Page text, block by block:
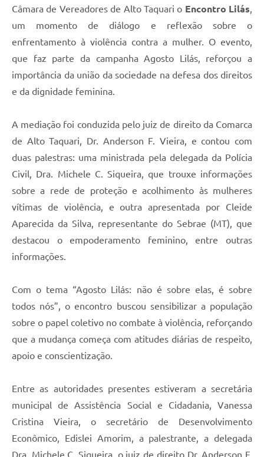
Câmara de Vereadores de Alto Taquari o Encontro Lilás
um momento de diálogo e reflexão sobre o
enfrentamento à violência contra a mulher. O evento,
que faz parte da campanha Agosto Lilás, reforçou a
importância da união da sociedade na defesa dos direitos
e da dignidade feminina.
A mediação foi conduzida pelo juiz de direito da Comarca
de Alto Taquari, Dr. Anderson F. Vieira, e contou com
duas palestras: uma ministrada pela delegada da Polícia
Civil, Dra. Michele C. Siqueira, que trouxe informações
sobre a rede de proteção e acolhimento às mulheres
vítimas de violência, e outra apresentada por Cleide
Aparecida da Silva, representante do Sebrae (MT), que
destacou o empoderamento feminino, entre outras
informações.
Com o tema “Agosto Lilás: não é sobre elas, é sobre
todos nós”, o encontro buscou sensibilizar a população
sobre o papel coletivo no combate à violência, reforçando
que a mudança começa com atitudes diárias de respeito,
apoio e conscientização.
Entre as autoridades presentes estiveram a secretária
municipal de Assistência Social e Cidadania, Vanessa
Cristina Vieira, o secretário de Desenvolvimento
Econômico, Edislei Amorim, a palestrante, a delegada
Dra. Michele C. Siqueira, o juiz de direito Dr. Anderson F.